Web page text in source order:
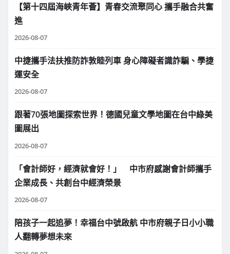
【第十四屆海峽青年薈】青春交流聚同心 攜手融合共奮
進
2026-08-07
中捷攜手法扶推防詐敦睦列車 身心障礙者識詐騙、學捷
運安全
2026-08-07
跟著70張地圖探索世界！德國兒童文學地圖在台中綠美
圖展出
2026-08-07
「會計師好，經濟就會好！」 中市府感謝會計師攜手
企業成長、共創台中經濟榮景
2026-08-07
陪孩子一起追夢！幸福台中號啟航 中市府親子日小小職
人翻轉夢想未來